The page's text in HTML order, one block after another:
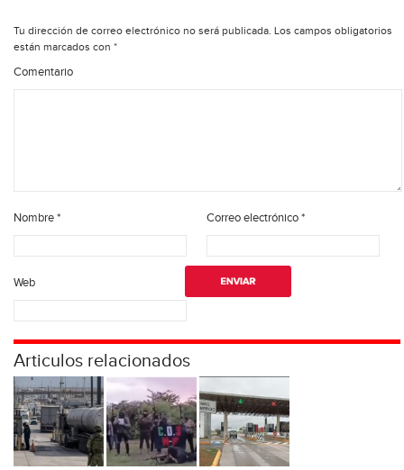
Tu dirección de correo electrónico no será publicada. Los campos obligatorios
están marcados con *
Comentario
Nombre* Correo electrónico*
Web
Articulos relacionados